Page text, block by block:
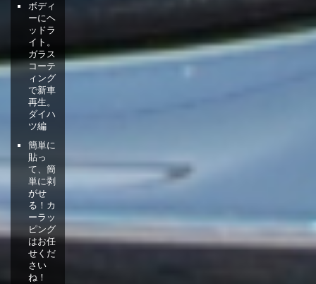
ボディ
ーにヘ
ッドラ
イト。
ガラス
コーテ
ィング
で新車
再生。
ダイハ
ツ編
簡単に
貼っ
て、簡
単に剥
がせ
る！カ
ーラッ
ピング
はお任
せくだ
さい
ね！